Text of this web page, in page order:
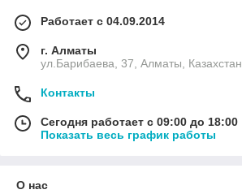
Работает с 04.09.2014
г. Алматы
ул.Барибаева, 37, Алматы, Казахстан
Контакты
Сегодня работает с 09:00 до 18:00
Показать весь график работы
О нас